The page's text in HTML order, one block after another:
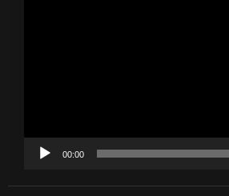
00:00